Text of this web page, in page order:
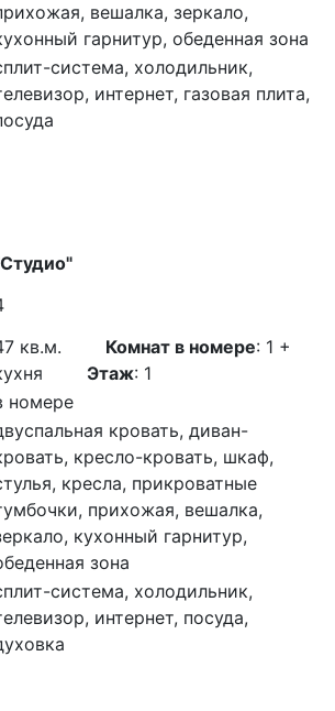
вешалка, зеркало,
гарнитур, обеденная зона
система, холодильник,
интернет, газовая плита,
кв.м. Комнат в номере: 1 +
Этаж: 1
номере
кровать, диван-
кресло-кровать, шкаф,
кресла, прикроватные
прихожая, вешалка,
кухонный гарнитур,
зона
система, холодильник,
интернет, посуда,